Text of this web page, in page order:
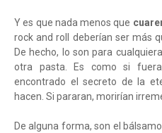
Y es que nada menos que
rock and roll deberían ser más
De hecho, lo son para
otra pasta. Es como si
encontrado el secreto de la
hacen. Si pararan, morirían
De alguna forma, son el